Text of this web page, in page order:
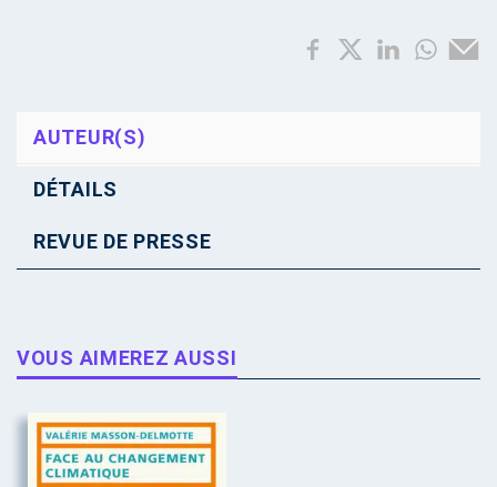
AUTEUR(S)
DÉTAILS
REVUE DE PRESSE
VOUS AIMEREZ AUSSI